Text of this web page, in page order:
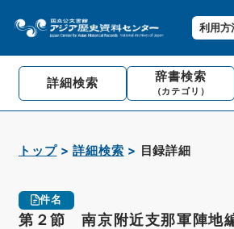
利用方
詳細検索 辞書検索
（カテゴリ）
トップ 詳細検索 目録詳細
件名
第２節 南京附近支那軍陣地